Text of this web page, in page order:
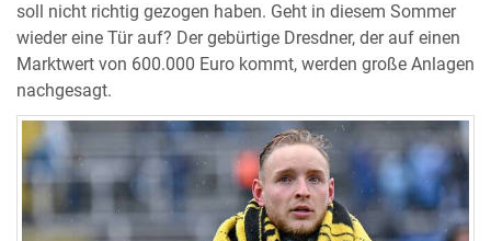
soll nicht richtig gezogen haben. Geht in diesem Sommer
wieder eine Tür auf? Der gebürtige Dresdner, der auf einen
Marktwert von 600.000 Euro kommt, werden große Anlagen
nachgesagt.